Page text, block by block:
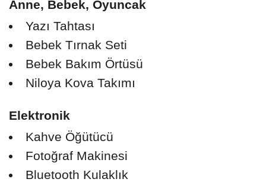
Anne, Bebek, Oyuncak
Yazı Tahtası
Bebek Tırnak Seti
Bebek Bakım Örtüsü
Niloya Kova Takımı
Elektronik
Kahve Öğütücü
Fotoğraf Makinesi
Bluetooth Kulaklık